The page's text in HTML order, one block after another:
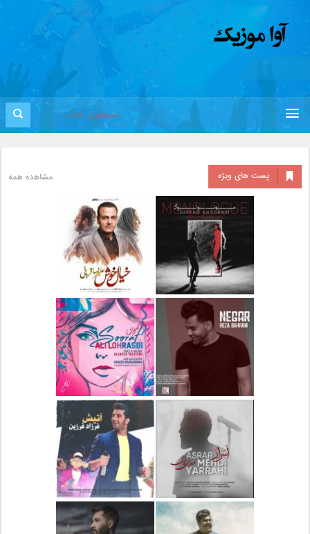
پست های ویژه مشاهده همه
دانلود آلبوم جدید سیروان
خسروی بنام مونولوگ
دانلود آهنگ جدید علیرضا
قربانی بنام خیال خوش
دانلود آهنگ جدید رضا
بهرام بنام نگار
دانلود آهنگ جدید علی
لهراسبی بنام صورت
دانلود آهنگ جدید مهدی
دانلود آهنگ جدید فرزاد